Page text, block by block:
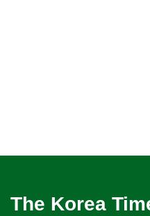
The Korea